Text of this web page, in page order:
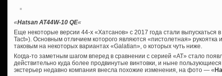
«Hatsan AT44W-10 QE«
Еще некоторые версии 44-х «Хатсанов» с 2017 года стали выпускаться
Tact»). Основным отличием которого являются «пистолетная» рукоятка
таковым на некоторых вариантах «Galatian», о которых чуть ниже.
Когда-то заметным шагом вперед в сравнении с серией «AT» стало
действительно куда более продвинутые винтовки, и ныне
экстерьер недавно компания внесла похожие изменения, на фото — «